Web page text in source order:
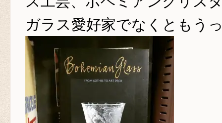
ガラス愛好家でなくともう